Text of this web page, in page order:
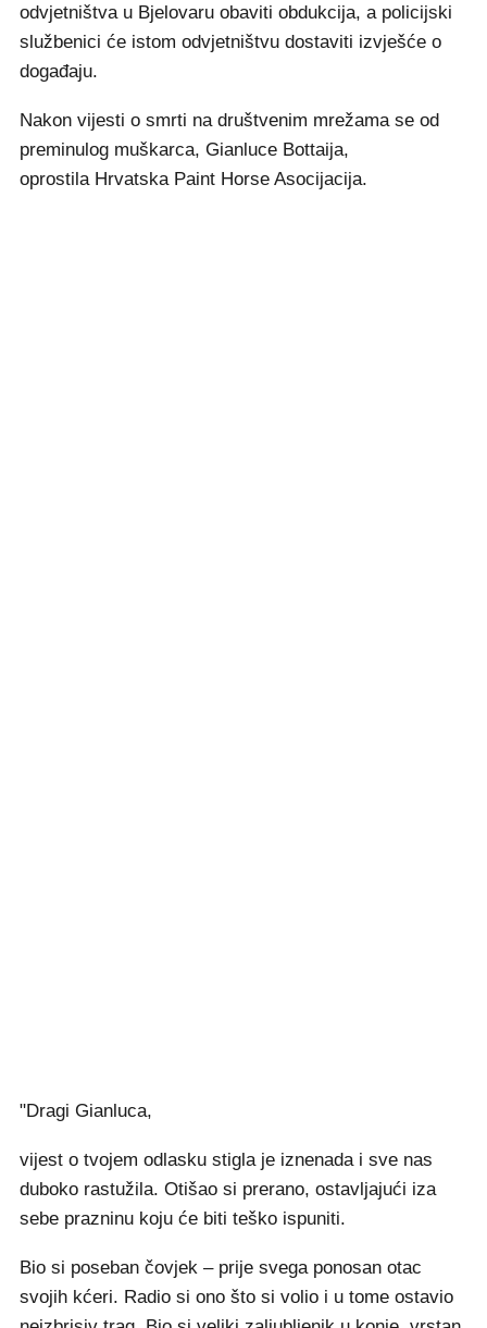
odvjetništva u Bjelovaru obaviti obdukcija, a policijski
službenici će istom odvjetništvu dostaviti izvješće o
događaju.
Nakon vijesti o smrti na društvenim mrežama se od
preminulog muškarca, Gianluce Bottaija,
oprostila Hrvatska Paint Horse Asocijacija.
"Dragi Gianluca,
vijest o tvojem odlasku stigla je iznenada i sve nas
duboko rastužila. Otišao si prerano, ostavljajući iza
sebe prazninu koju će biti teško ispuniti.
Bio si poseban čovjek – prije svega ponosan otac
svojih kćeri. Radio si ono što si volio i u tome ostavio